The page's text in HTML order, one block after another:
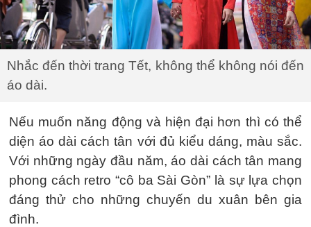
Nhắc đến thời trang Tết, không thể không nói đến
áo dài.
Nếu muốn năng động và hiện đại hơn thì có thể
diện áo dài cách tân với đủ kiểu dáng, màu sắc.
Với những ngày đầu năm, áo dài cách tân mang
phong cách retro “cô ba Sài Gòn” là sự lựa chọn
đáng thử cho những chuyến du xuân bên gia
đình.